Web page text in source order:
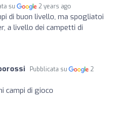
su 2 years ago
di buon livello, ma spogliatoi
a livello dei campetti di
Pubblicata su
2
campi di gioco